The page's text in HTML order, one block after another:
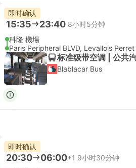
即时确认
15:35 23:40 8小时5分钟
科隆 機場
Paris Peripheral BLVD, Levallois Perret
标准级带空调 | 公共
Blablacar Bus
即时确认
20:30 06:00+1 9小时30分钟